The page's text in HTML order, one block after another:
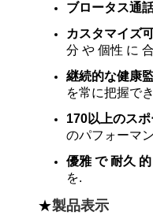
ブロータス通
カスタマイズ
分 や 個性 に
継続的な健康
を常に把握で
170以上のス
のパフォーマ
優雅 で 耐久
を.
★製品表示